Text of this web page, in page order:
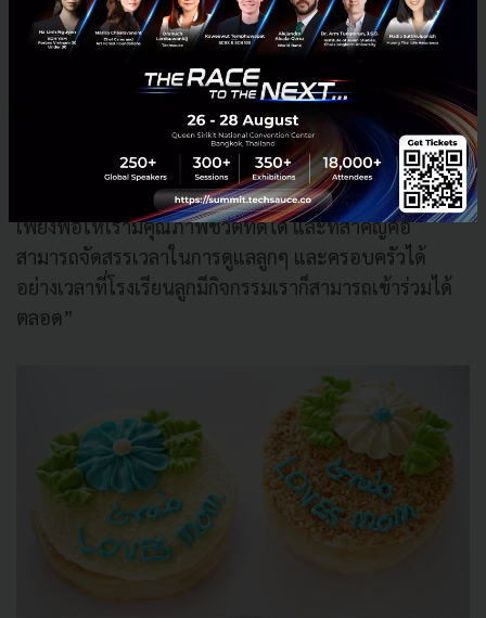
ปัจจุบันคุณหญิงผันตัวมาขับรถส่งอาหารกับแกร็บได้เกือบ
หนึ่งปีแล้ว เธอเท้าความให้ฟังว่า “ก่อนมาขับแกร็บฟู้ดก็
เคยทำงานเป็นพนักงานสัญญาจ้างมาก่อน จนเมื่อหมด
สัญญาจึงต้องหาอาชีพอื่นทำเพื่อสร้างรายได้ ส่วนตัวก็
สนใจงานแกร็บฟู้ดเพราะหาข้อมูลเปรียบเทียบข้อดีข้อเสีย
มาสักพักแล้ว เรามองว่างานนี้เหมาะกับเราด้วยความอิสระ
สามารถเลือกเวลาทำงานได้ตามความสะดวก มีรายได้ที่
เพียงพอให้เรามีคุณภาพชีวิตที่ดีได้ และที่สำคัญคือ
สามารถจัดสรรเวลาในการดูแลลูกๆ และครอบครัวได้
อย่างเวลาที่โรงเรียนลูกมีกิจกรรมเราก็สามารถเข้าร่วมได้
ตลอด”